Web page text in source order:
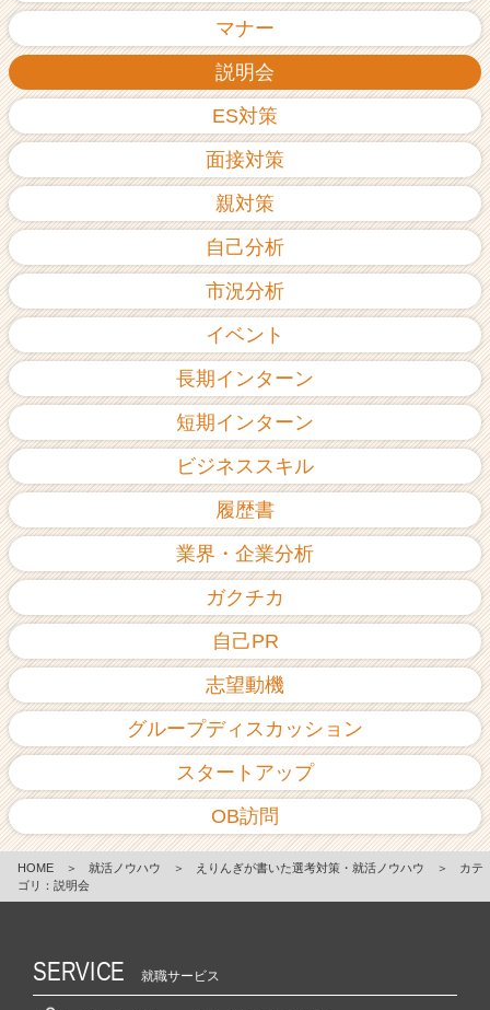
マナー
説明会
ES対策
面接対策
親対策
自己分析
市況分析
イベント
長期インターン
短期インターン
ビジネススキル
履歴書
業界・企業分析
ガクチカ
自己PR
志望動機
グループディスカッション
スタートアップ
OB訪問
HOME ＞ 就活ノウハウ ＞ えりんぎが書いた選考対策・就活ノウハウ ＞
カテ
ゴリ：説明会
SERVICE 就職サービス